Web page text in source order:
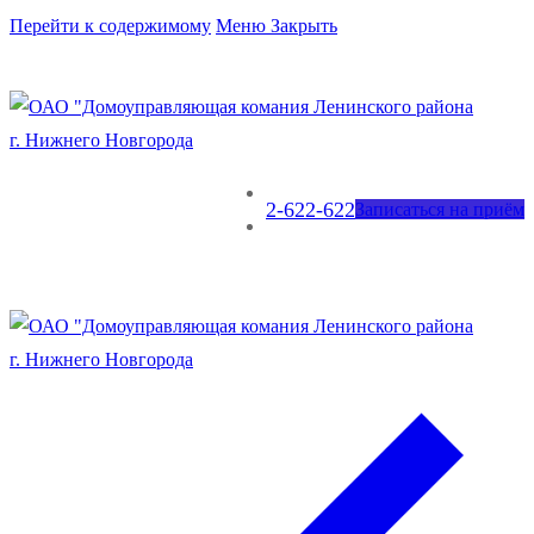
Перейти к содержимому Меню Закрыть
2-622-622Записаться на приём